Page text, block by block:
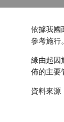
依據我國
參考施行。
緣由起因
佈的主要
資料來源